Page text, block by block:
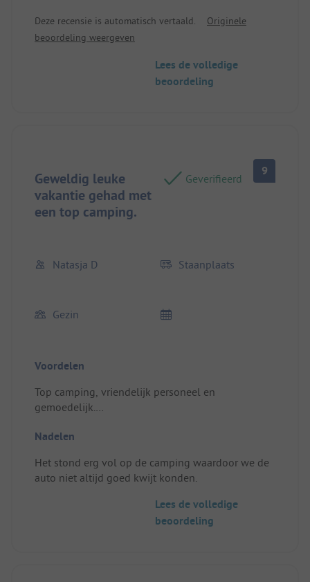
uiterst vriendelijk.
Standplaats/Huuraccommodatie: Zeer schone en
Deze recensie is automatisch vertaald.
Originele
beoordeling weergeven
Lees de volledige
beoordeling
Geweldig leuke
vakantie gehad met
een top camping.
Geverifieerd
9
Natasja D Staanplaats
Gezin
Voordelen
Top camping, vriendelijk personeel en
gemoedelijk.
met mooi uitzicht op de bergen
Nadelen
Het stond erg vol op de camping waardoor we de
auto niet altijd goed kwijt konden.
Lees de volledige
beoordeling